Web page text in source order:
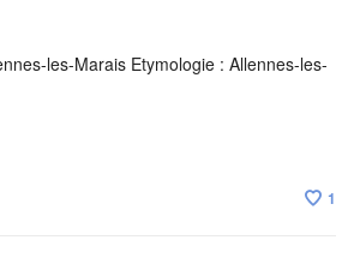
les-Marais Etymologie : Allennes-les-
1